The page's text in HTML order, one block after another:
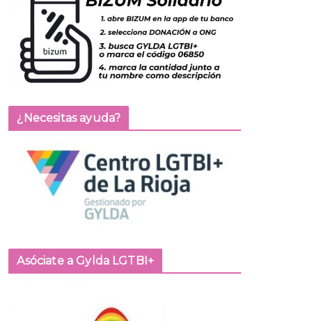
¿Necesitas ayuda?
Asóciate a Gylda LGTBI+